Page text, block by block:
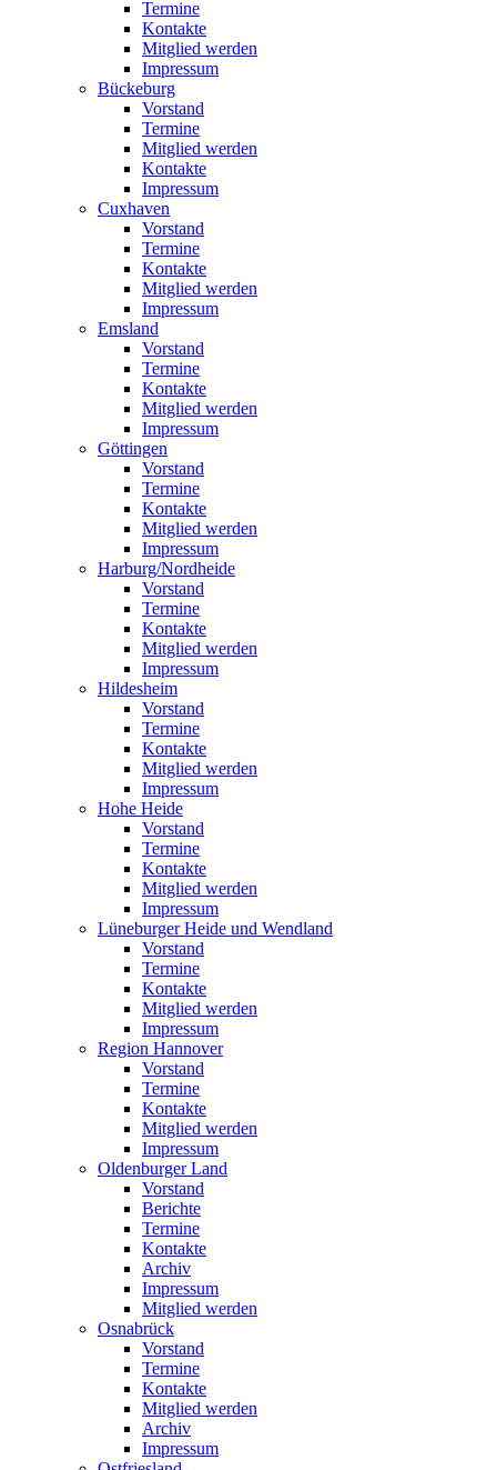
Termine
Kontakte
Mitglied werden
Impressum
Bückeburg
Vorstand
Termine
Mitglied werden
Kontakte
Impressum
Cuxhaven
Vorstand
Termine
Kontakte
Mitglied werden
Impressum
Emsland
Vorstand
Termine
Kontakte
Mitglied werden
Impressum
Göttingen
Vorstand
Termine
Kontakte
Mitglied werden
Impressum
Harburg/Nordheide
Vorstand
Termine
Kontakte
Mitglied werden
Impressum
Hildesheim
Vorstand
Termine
Kontakte
Mitglied werden
Impressum
Hohe Heide
Vorstand
Termine
Kontakte
Mitglied werden
Impressum
Lüneburger Heide und Wendland
Vorstand
Termine
Kontakte
Mitglied werden
Impressum
Region Hannover
Vorstand
Termine
Kontakte
Mitglied werden
Impressum
Oldenburger Land
Vorstand
Berichte
Termine
Kontakte
Archiv
Impressum
Mitglied werden
Osnabrück
Vorstand
Termine
Kontakte
Mitglied werden
Archiv
Impressum